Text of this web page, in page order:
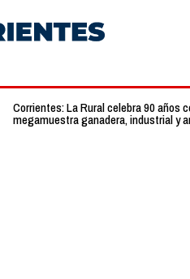
Corrientes: La Rural celebra 90 años
megamuestra ganadera, industrial y